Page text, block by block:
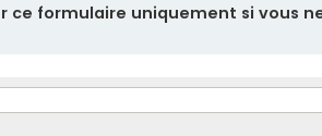
ce formulaire uniquement si vous